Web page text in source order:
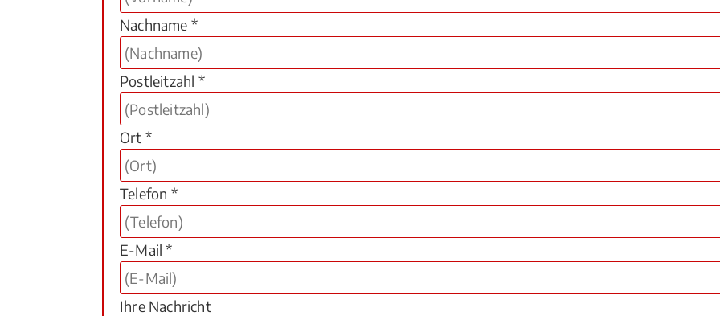
Nachname *
Postleitzahl *
Ort *
Telefon *
E-Mail *
Ihre Nachricht